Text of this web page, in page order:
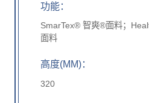
功能：
SmarTex® 智爽®面料；
面料
高度(MM)：
320